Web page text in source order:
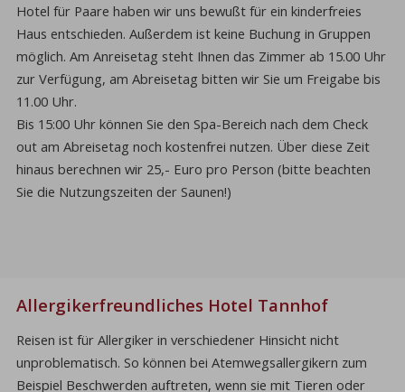
Hotel für Paare haben wir uns bewußt für ein kinderfreies
Haus entschieden. Außerdem ist keine Buchung in Gruppen
möglich. Am Anreisetag steht Ihnen das Zimmer ab 15.00 Uhr
zur Verfügung, am Abreisetag bitten wir Sie um Freigabe bis
11.00 Uhr.
Bis 15:00 Uhr können Sie den Spa-Bereich nach dem Check
out am Abreisetag noch kostenfrei nutzen. Über diese Zeit
hinaus berechnen wir 25,- Euro pro Person (bitte beachten
Sie die Nutzungszeiten der Saunen!)
Allergikerfreundliches Hotel Tannhof
Reisen ist für Allergiker in verschiedener Hinsicht nicht
unproblematisch. So können bei Atemwegsallergikern zum
Beispiel Beschwerden auftreten, wenn sie mit Tieren oder